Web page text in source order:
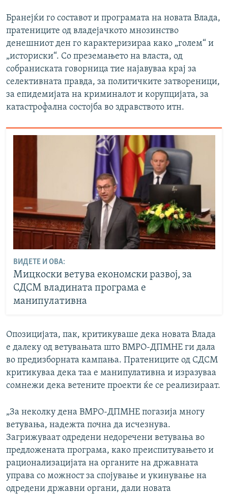
Бранејќи го составот и програмата на новата Влада,
пратениците од владејачкото мнозинство
денешниот ден го карактеризираа како „голем“ и
„историски“. Со преземањето на власта, од
собраниската говорница тие најавуваа крај за
селективната правда, за политичките затвореници,
за епидемијата на криминалот и корупцијата, за
катастрофална состојба во здравството итн.
ВИДЕТЕ И ОВА:
Мицкоски ветува економски развој, за
СДСМ владината програма е
манипулативна
Опозицијата, пак, критикуваше дека новата Влада
е далеку од ветувањата што ВМРО-ДПМНЕ ги дала
во предизборната кампања. Пратениците од СДСМ
критикуваа дека таа е манипулативна и изразуваа
сомнежи дека ветените проекти ќе се реализираат.
„За неколку дена ВМРО-ДПМНЕ погазија многу
ветувања, надежта почна да исчезнува.
Загрижуваат одредени недоречени ветувања во
предложената програма, како преиспитувањето и
рационализацијата на органите на државната
управа со можност за спојување и укинување на
одредени државни органи, дали новата